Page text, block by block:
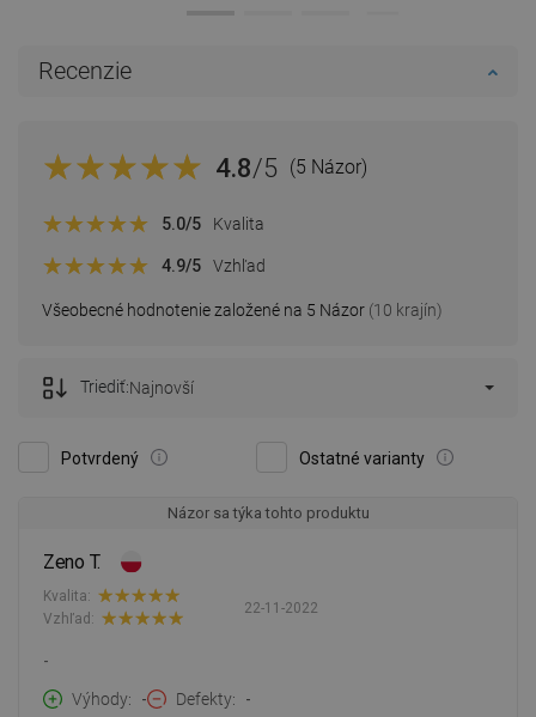
Recenzie
4.8/5 (5 Názor)
Všeobecné hodnotenie založené na 5 Názor (10 krajín)
5.0/5 Kvalita
4.9/5 Vzhľad
Potvrdený Ostatné varianty
Triediť:Najnovší
Názor sa týka tohto produktu
Zeno T.
22-11-2022
Kvalita:
Vzhľad:
-
Výhody
- Defekty -